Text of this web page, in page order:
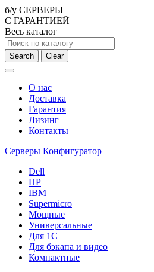
б/у СЕРВЕРЫ
С ГАРАНТИЕЙ
Весь каталог
Search Clear
О нас
Доставка
Гарантия
Лизинг
Контакты
Серверы Конфигуратор
Dell
HP
IBM
Supermicro
Мощные
Универсальные
Для 1С
Для бэкапа и видео
Компактные